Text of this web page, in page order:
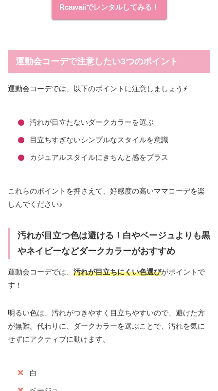
Rcawaiiでレンタルしてみる！
運動会コーデで注意したい3つのポイント
運動会コーデでは、以下のポイントに注意しましょう⚡
汚れが目立たないダークカラーを選ぶ
目立ちすぎないシンプルなスタイルを意識
カジュアルスタイルにきちんと感をプラス
これらのポイントを押さえて、好感度の高いママコーデを楽
しんでください♪
汚れが目立つ色は避ける！白やベージュよりも黒
やネイビーなどダークカラーがおすすめ
運動会コーデでは、 汚れが目立ちにくい色選びがポイントで
す！
明るい色は、汚れがつきやすく目立ちやすいので、避けた方
が無難。代わりに、ダークカラーを選ぶことで、汚れを気に
せずにアクティブに動けます。
白